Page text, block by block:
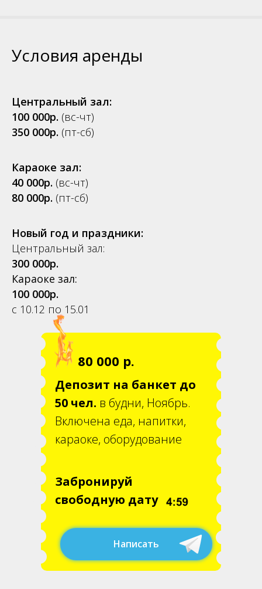
Условия аренды
Центральный зал:
100 000р. (вс-чт)
350 000р. (пт-сб)
Караоке зал:
40 000р. (вс-чт)
80 000р. (пт-сб)
Новый год и праздники:
Центральный зал:
300 000р.
Караоке зал:
100 000р.
с 10.12 по 15.01
Депозит на банкет до
50 чел. в будни, Ноябрь.
Включена еда, напитки,
караоке, оборудование
80 000 р.
Написать
Забронируй
свободную дату